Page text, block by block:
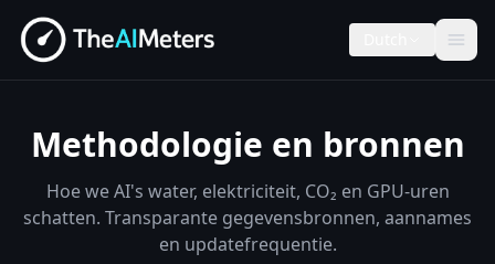
Methodologie en bronnen
Hoe we AI's water, elektriciteit, CO₂ en GPU-uren
schatten. Transparante gegevensbronnen, aannames
en updatefrequentie.